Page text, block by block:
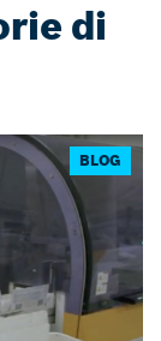
di
BLOG